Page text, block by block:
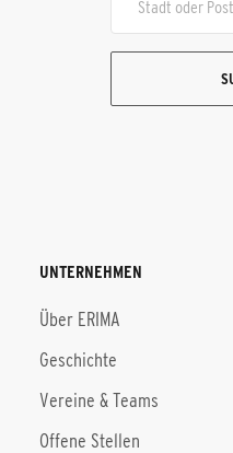
UNTERNEHMEN
Über ERIMA
Geschichte
Vereine & Teams
Offene Stellen